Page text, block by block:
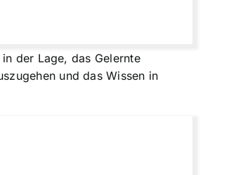
der Lage, das Gelernte
und das Wissen in